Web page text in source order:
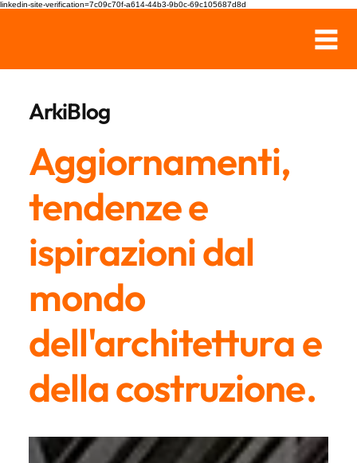
linkedin-site-verification=7c09c70f-a614-44b3-9b0c-69c105687d8d
ArkiBlog
Aggiornamenti,
tendenze e
ispirazioni dal
mondo
dell'architettura e
della costruzione.